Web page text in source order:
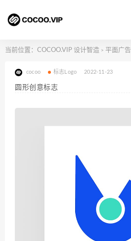
当前位置： COCOO.VIP 设计智造 > 平面广告
cocoo 标志Logo 2022-11-23
圆形创意标志